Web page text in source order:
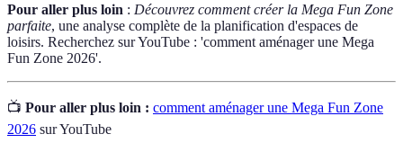
Pour aller plus loin : Découvrez comment créer la Mega Fun Zone
parfaite, une analyse complète de la planification d'espaces de
loisirs. Recherchez sur YouTube : 'comment aménager une Mega
Fun Zone 2026'.
📺 Pour aller plus loin : comment aménager une Mega Fun Zone
2026 sur YouTube